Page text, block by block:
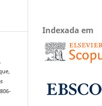
Indexada em